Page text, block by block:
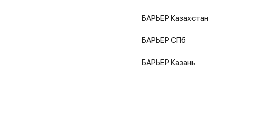
БАРЬЕР Казахстан
БАРЬЕР СПб
БАРЬЕР Казань